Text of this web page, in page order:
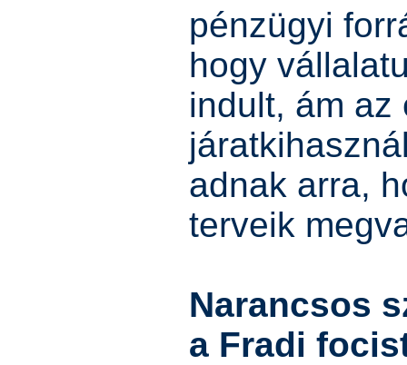
pénzügyi
hogy
indult, ám az
adnak arra,
terveik
Narancsos
a Fradi